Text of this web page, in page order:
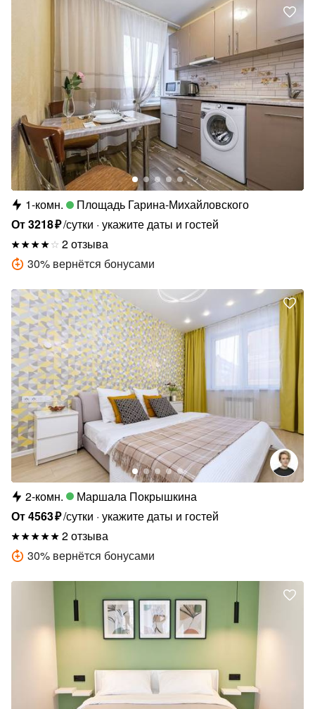
1-комн.
Площадь Гарина-Михайловского
От3218₽/сутки укажите даты и гостей
2 отзыва
30% вернётся бонусами
2-комн.
Маршала Покрышкина
От4563₽/сутки укажите даты и гостей
2 отзыва
30% вернётся бонусами